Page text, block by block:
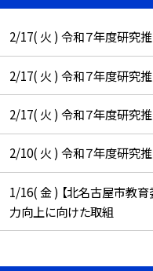
2/17( 火 ) 令和７年度研究
2/17( 火 ) 令和７年度研究
2/17( 火 ) 令和７年度研究
2/10( 火 ) 令和７年度研究
1/16( 金 ) 【北名古屋市教
力向上に向けた取組